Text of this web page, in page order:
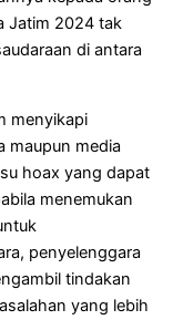
Jatim 2024 tak
di antara
menyikapi
maupun media
hoax yang dapat
menemukan
penyelenggara
tindakan
yang lebih